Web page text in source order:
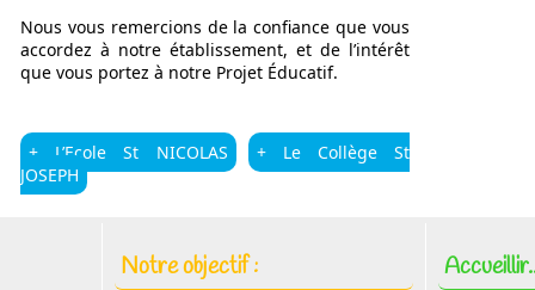
Nous vous remercions de la confiance que vous
accordez à notre établissement, et de l’intérêt
que vous portez à notre Projet Éducatif.
+ L’Ecole St NICOLAS
+ Le Collège St
JOSEPH
Notre objectif :